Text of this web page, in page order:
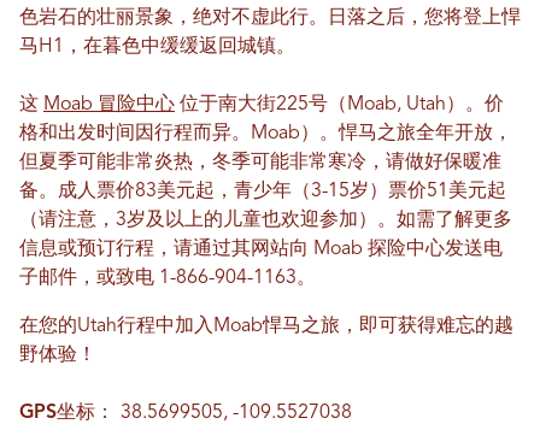
色岩石的壮丽景象，绝对不虚此行。日落之后，您将登上悍
马H1，在暮色中缓缓返回城镇。
这 Moab 冒险中心 位于南大街225号（Moab, Utah）。价
格和出发时间因行程而异。Moab）。悍马之旅全年开放，
但夏季可能非常炎热，冬季可能非常寒冷，请做好保暖准
备。成人票价83美元起，青少年（3-15岁）票价51美元起
（请注意，3岁及以上的儿童也欢迎参加）。如需了解更多
信息或预订行程，请通过其网站向 Moab 探险中心发送电
子邮件，或致电 1-866-904-1163。
在您的Utah行程中加入Moab悍马之旅，即可获得难忘的越
野体验！
GPS坐标： 38.5699505, -109.5527038